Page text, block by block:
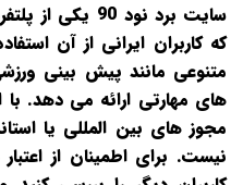
سایت برد نود
که کاربران ایرانی از آن
متنوعی مانند پیش‌ بینی
های مهارتی ارائه می‌ دهد. با
مجوز های بین‌ المللی یا
نیست. برای اطمینان از